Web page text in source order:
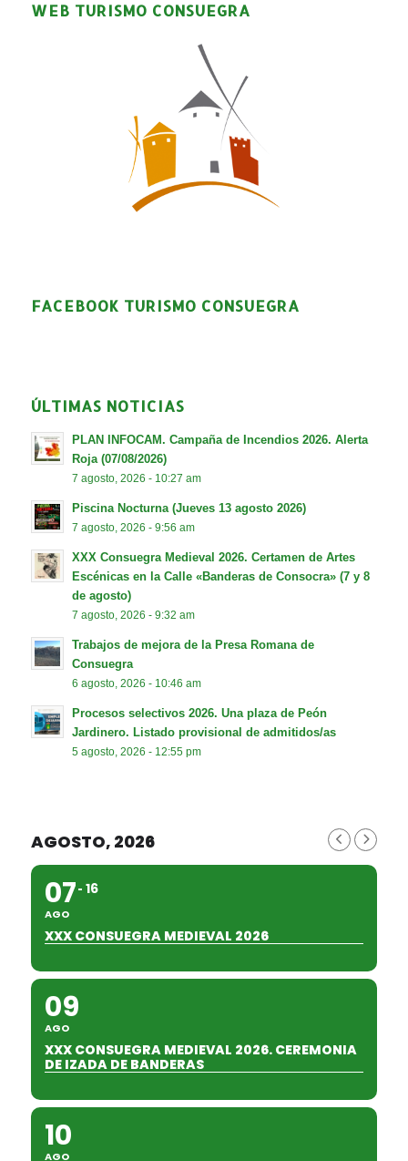
WEB TURISMO CONSUEGRA
FACEBOOK TURISMO CONSUEGRA
ÚLTIMAS NOTICIAS
PLAN INFOCAM. Campaña de Incendios 2026. Alerta
Roja (07/08/2026)
7 agosto, 2026 - 10:27 am
Piscina Nocturna (Jueves 13 agosto 2026)
7 agosto, 2026 - 9:56 am
XXX Consuegra Medieval 2026. Certamen de Artes
Escénicas en la Calle «Banderas de Consocra» (7 y 8
de agosto)
7 agosto, 2026 - 9:32 am
Trabajos de mejora de la Presa Romana de
Consuegra
6 agosto, 2026 - 10:46 am
Procesos selectivos 2026. Una plaza de Peón
Jardinero. Listado provisional de admitidos/as
5 agosto, 2026 - 12:55 pm
AGOSTO, 2026
07
AGO
16
XXX CONSUEGRA MEDIEVAL 2026
09
AGO
XXX CONSUEGRA MEDIEVAL 2026. CEREMONIA
DE IZADA DE BANDERAS
10
AGO